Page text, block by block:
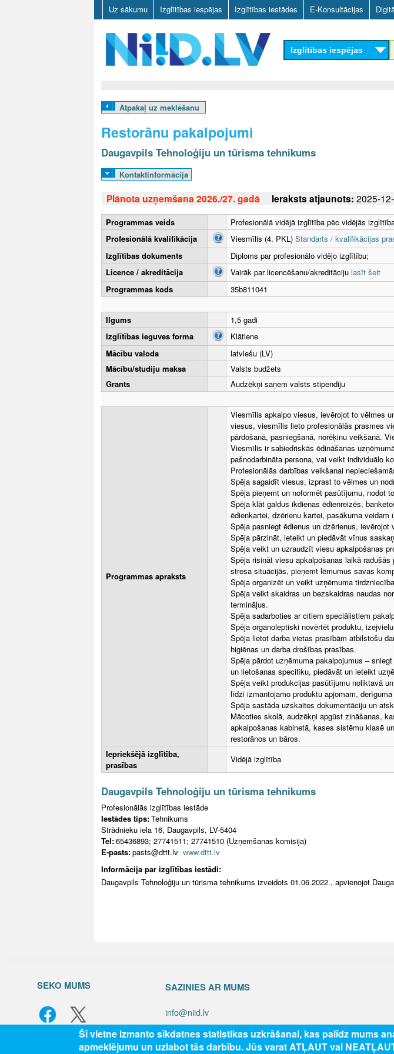
Skip
to
main
content
Uz sākumu Izglītības iespējas Izglītības iestādes E-Konsultācijas
D
V
Izglītības iespējas
Atpakaļ uz meklēšanu
Restorānu pakalpojumi
Daugavpils Tehnoloģiju un tūrisma tehnikums
Kontaktinformācija
Plānota uzņemšana 2026./27. gadā Ieraksts atjaunots: 2025-
Programmas veids
Profesionālā vidējā izglītība pēc vidējās
Profesionālā kvalifikācija
Viesmīlis (4. PKL) Standarts / kvalifikācijas
Izglītības dokuments
Diploms par profesionālo vidējo izglītību;
Licence / akreditācija
Vairāk par licencēšanu/akreditāciju lasīt šeit
Programmas kods
35b811041
Ilgums
1,5 gadi
Izglītības ieguves forma
Klātiene
Mācību valoda
latviešu (LV)
Mācību/studiju maksa
Valsts budžets
Grants
Audzēkņi saņem valsts stipendiju
Programmas apraksts
Viesmīlis apkalpo viesus, ievērojot to vēlmes
viesus, viesmīlis lieto profesionālās prasmes
pārdošanā, pasniegšanā, norēķinu veikšanā.
Viesmīlis ir sabiedriskās ēdināšanas
pašnodarbināta persona, vai veikt individuālo
Profesionālās darbības veikšanai
Spēja sagaidīt viesus, izprast to vēlmes un
Spēja pieņemt un noformēt pasūtījumu, nodot
Spēja klāt galdus ikdienas ēdienreizēs,
ēdienkartei, dzērienu kartei, pasākuma veidam
Spēja pasniegt ēdienus un dzērienus,
Spēja pārzināt, ieteikt un piedāvāt vīnus
Spēja veikt un uzraudzīt viesu apkalpošanas
Spēja risināt viesu apkalpošanas laikā
stresa situācijās, pieņemt lēmumus savas
Spēja organizēt un veikt uzņēmuma
Spēja veikt skaidras un bezskaidras naudas
termināļus.
Spēja sadarboties ar citiem speciālistiem
Spēja organoleptiski novērtēt produktu,
Spēja lietot darba vietas prasībām atbilstošu
higiēnas un darba drošības prasības.
Spēja pārdot uzņēmuma pakalpojumus –
un lietošanas specifiku, piedāvāt un ieteikt
Spēja veikt produkcijas pasūtījumu noliktavā
līdzi izmantojamo produktu apjomam,
Spēja sastāda uzskaites dokumentāciju un
Mācoties skolā, audzēkņi apgūst zināšanas,
apkalpošanas kabinetā, kases sistēmu klasē
restorānos un bāros.
Iepriekšējā izglītība,
prasības
Vidējā izglītība
Daugavpils Tehnoloģiju un tūrisma tehnikums
Profesionālās izglītības iestāde
Iestādes tips:Tehnikums
Strādnieku iela 16, Daugavpils, LV-5404
Tel:65436893; 27741511; 27741510 (Uzņemšanas komisija)
E-pasts:pasts@dttt.lv www.dttt.lv
Informācija par izglītības iestādi:
Daugavpils Tehnoloģiju un tūrisma tehnikums izveidots 01.06.2022., apvienojot
SEKO MUMS SAZINIES AR MUMS
info@niid.lv
Šī vietne izmanto sīkdatnes statistikas uzkrāšanai, kas palīdz mums
apmeklējumu un uzlabot tās darbību. Jūs varat ATĻAUT vai